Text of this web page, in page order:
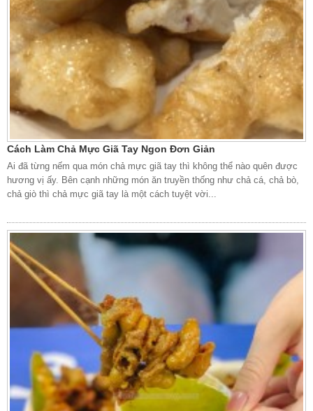
Cách Làm Chả Mực Giã Tay Ngon Đơn Giản
Ai đã từng nếm qua món chả mực giã tay thì không thể nào quên được
hương vị ấy. Bên cạnh những món ăn truyền thống như chả cá, chả bò,
chả giò thì chả mực giã tay là một cách tuyệt vời...